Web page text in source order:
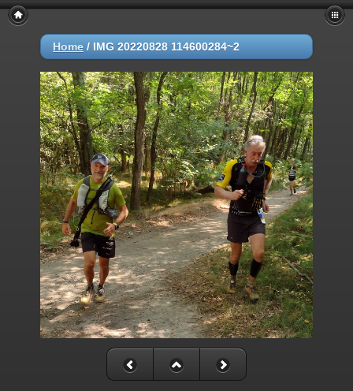
Home / IMG 20220828 114600284~2